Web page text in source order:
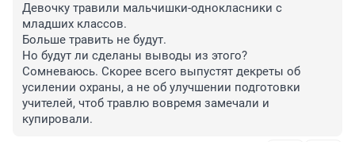
Девочку травили мальчишки-однокласники с
младших классов.
Больше травить не будут.
Но будут ли сделаны выводы из этого?
Сомневаюсь. Скорее всего выпустят декреты об
усилении охраны, а не об улучшении подготовки
учителей, чтоб травлю вовремя замечали и
купировали.